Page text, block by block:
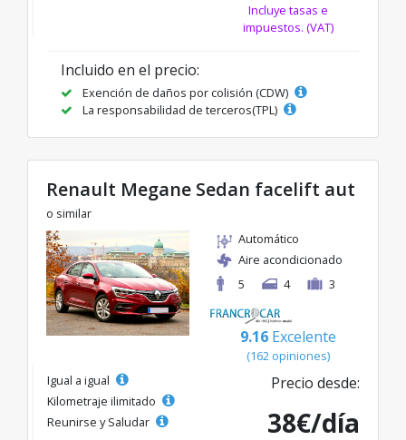
Incluye tasas e
impuestos. (VAT)
Incluido en el precio:
Exención de daños por colisión (CDW)
La responsabilidad de terceros(TPL)
Renault Megane Sedan facelift aut
o similar
Automático
Aire acondicionado
5
4 3
9.16 Excelente
(162 opiniones)
Igual a igual
Kilometraje ilimitado
Reunirse y Saludar
Precio desde:
38€/día